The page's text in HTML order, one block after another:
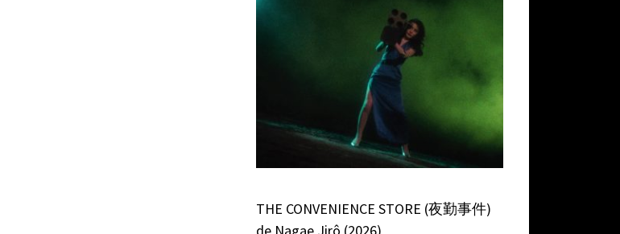
THE CONVENIENCE STORE (夜勤事件)
de Nagae Jirô (2026)